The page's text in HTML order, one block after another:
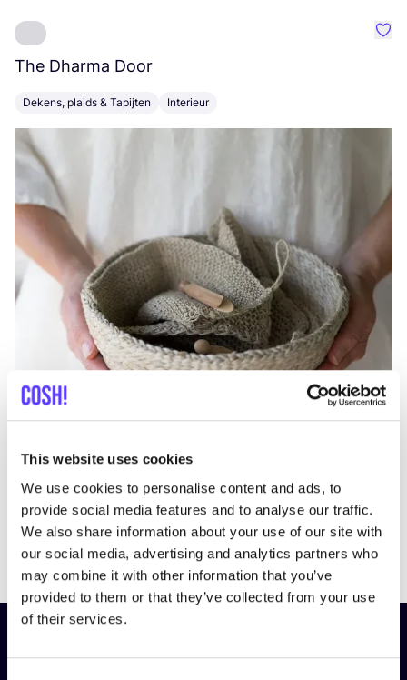
This website uses cookies
We use cookies to personalise content and ads, to
provide social media features and to analyse our traffic.
We also share information about your use of our site with
our social media, advertising and analytics partners who
may combine it with other information that you’ve
provided to them or that they’ve collected from your use
of their services.
The Dharma Door
Dekens, plaids & Tapijten Interieur
PreviousNext